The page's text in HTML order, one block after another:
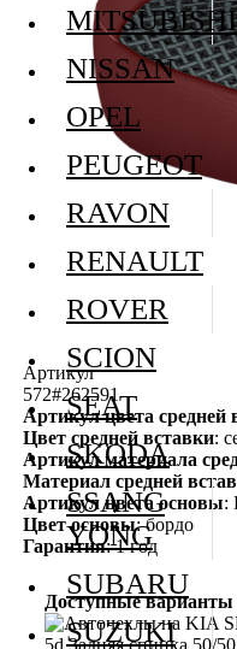
Артикул
572#262591
Артикул цвета средней
Цвет средней вставки:
Артикул материала
Материал средней
Артикул цвета основы:
Цвет основы: бордо
Гарантия: 1 год
Доступные варианты
MITSUBISHI
NISSAN
OPEL
PEUGEOT
RAVON
RENAULT
ROVER
SCION
SEAT
SKODA
SSANG
YONG
SUBARU
SUZUKI